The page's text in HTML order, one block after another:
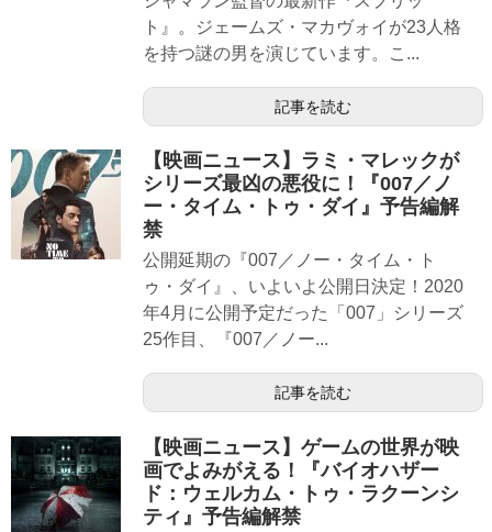
ト』。ジェームズ・マカヴォイが23人格
を持つ謎の男を演じています。こ...
記事を読む
【映画ニュース】ラミ・マレックが
シリーズ最凶の悪役に！『007／ノ
ー・タイム・トゥ・ダイ』予告編解
禁
公開延期の『007／ノー・タイム・ト
ゥ・ダイ』、いよいよ公開日決定！2020
年4月に公開予定だった「007」シリーズ
25作目、『007／ノー...
記事を読む
【映画ニュース】ゲームの世界が映
画でよみがえる！『バイオハザー
ド：ウェルカム・トゥ・ラクーンシ
ティ』予告編解禁